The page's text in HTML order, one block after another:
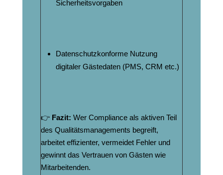
Sicherheitsvorgaben
Datenschutzkonforme Nutzung
digitaler Gästedaten (PMS, CRM etc.)
👉 Fazit: Wer Compliance als aktiven Teil
des Qualitätsmanagements begreift,
arbeitet effizienter, vermeidet Fehler und
gewinnt das Vertrauen von Gästen wie
Mitarbeitenden.